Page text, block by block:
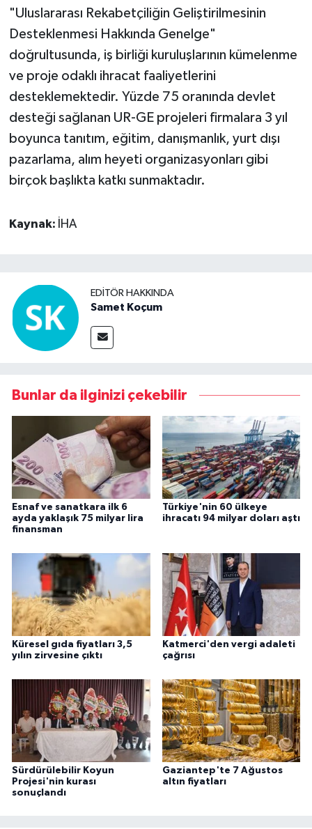
"Uluslararası Rekabetçiliğin Geliştirilmesinin
Desteklenmesi Hakkında Genelge"
doğrultusunda, iş birliği kuruluşlarının kümelenme
ve proje odaklı ihracat faaliyetlerini
desteklemektedir. Yüzde 75 oranında devlet
desteği sağlanan UR-GE projeleri firmalara 3 yıl
boyunca tanıtım, eğitim, danışmanlık, yurt dışı
pazarlama, alım heyeti organizasyonları gibi
birçok başlıkta katkı sunmaktadır.
Kaynak: İHA
EDITÖR HAKKINDA
Samet Koçum
Bunlar da ilginizi çekebilir
Esnaf ve sanatkara ilk 6
ayda yaklaşık 75 milyar lira
finansman
Türkiye'nin 60 ülkeye
ihracatı 94 milyar doları aştı
Küresel gıda fiyatları 3,5
yılın zirvesine çıktı
Katmerci'den vergi adaleti
çağrısı
Sürdürülebilir Koyun
Projesi'nin kurası
sonuçlandı
Gaziantep'te 7 Ağustos
altın fiyatları